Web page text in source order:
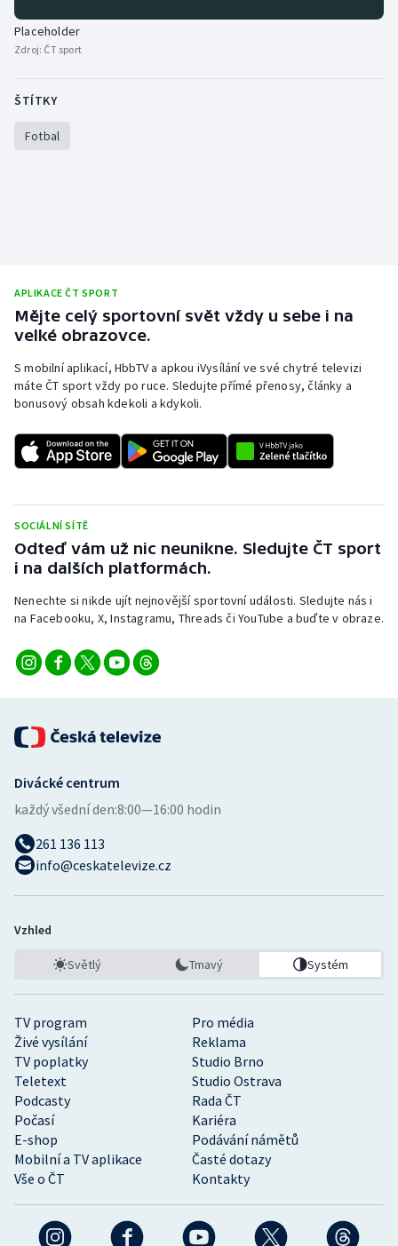
Placeholder
Zdroj: ČT sport
ŠTÍTKY
Fotbal
APLIKACE ČT SPORT
Mějte celý sportovní svět vždy u sebe i na
velké obrazovce.
S mobilní aplikací, HbbTV a apkou iVysílání ve své chytré televizi
máte ČT sport vždy po ruce. Sledujte přímé přenosy, články a
bonusový obsah kdekoli a kdykoli.
SOCIÁLNÍ SÍTĚ
Odteď vám už nic neunikne. Sledujte ČT sport
i na dalších platformách.
Nenechte si nikde ujít nejnovější sportovní události. Sledujte nás i
na Facebooku, X, Instagramu, Threads či YouTube a buďte v obraze.
TV program
Pro média
Živé vysílání
Reklama
TV poplatky
Studio Brno
Teletext
Studio Ostrava
Podcasty
Rada ČT
Počasí
Kariéra
E-shop
Podávání námětů
Mobilní a TV aplikace
Časté dotazy
Vše o ČT
Kontakty
Divácké centrum
každý všední den:8:00—16:00 hodin
261 136 113
info@ceskatelevize.cz
Vzhled
Světlý Tmavý Systém